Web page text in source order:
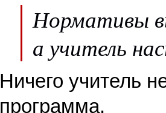
Нормативы
а учитель
Ничего учитель
программа.